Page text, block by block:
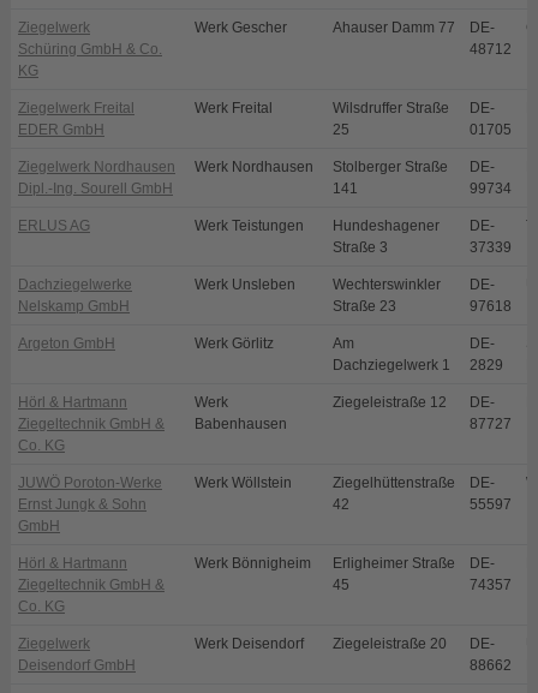
Ziegelwerk
Schüring GmbH & Co.
KG
Werk Gescher Ahauser Damm 77
DE-
48712
Ziegelwerk Freital
EDER GmbH
Werk Freital
Wilsdruffer Straße
25
DE-
01705
Ziegelwerk Nordhausen
Dipl.-Ing. Sourell GmbH
Werk Nordhausen
Stolberger Straße
141
DE-
99734
ERLUS AG Werk Teistungen
Hundeshagener
Straße 3
DE-
37339
Dachziegelwerke
Nelskamp GmbH
Werk Unsleben
Wechterswinkler
Straße 23
DE-
97618
Argeton GmbH Werk Görlitz
Am
Dachziegelwerk 1
DE-
2829
Hörl & Hartmann
Ziegeltechnik GmbH &
Co. KG
Werk
Babenhausen
Ziegeleistraße 12
DE-
87727
JUWÖ Poroton-Werke
Ernst Jungk & Sohn
GmbH
Werk Wöllstein
Ziegelhüttenstraße
42
DE-
55597
Hörl & Hartmann
Ziegeltechnik GmbH &
Co. KG
Werk Bönnigheim
Erligheimer Straße
45
DE-
74357
Ziegelwerk
Deisendorf GmbH
Werk Deisendorf Ziegeleistraße 20
DE-
88662